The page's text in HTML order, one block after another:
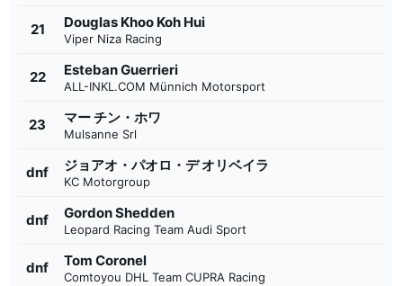
21 Douglas Khoo Koh Hui
Viper Niza Racing
22 Esteban Guerrieri
ALL-INKL.COM Münnich Motorsport
23 マー チン・ホワ
Mulsanne Srl
dnf ジョアオ・パオロ・デ オリベイラ
KC Motorgroup
dnf Gordon Shedden
Leopard Racing Team Audi Sport
dnf Tom Coronel
Comtoyou DHL Team CUPRA Racing